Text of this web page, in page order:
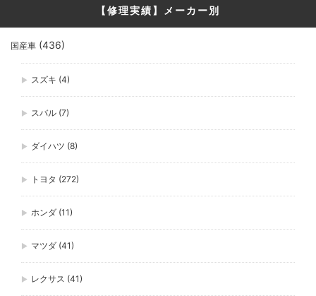
【修理実績】メーカー別
国産車 (436)
スズキ (4)
スバル (7)
ダイハツ (8)
トヨタ (272)
ホンダ (11)
マツダ (41)
レクサス (41)